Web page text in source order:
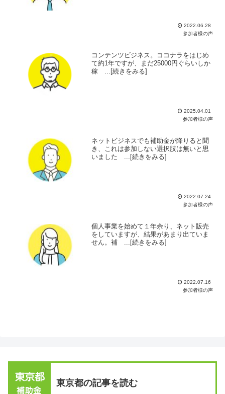
2022.06.28
参加者様の声
コンテンツビジネス。ココナラをはじめ
て約1年ですが、まだ25000円ぐらいしか
稼 ...[続きをみる]
2025.04.01
参加者様の声
ネットビジネスでも補助金が降りると聞
き、これは参加しない選択肢は無いと思
いました ...[続きをみる]
2022.07.24
参加者様の声
個人事業を始めて１年余り、ネット販売
をしていますが、結果があまり出ていま
せん。補 ...[続きをみる]
2022.07.16
参加者様の声
東京都の記事を読む